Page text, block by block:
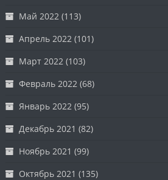
Май 2022 (113)
Апрель 2022 (101)
Март 2022 (103)
Февраль 2022 (68)
Январь 2022 (95)
Декабрь 2021 (82)
Ноябрь 2021 (99)
Октябрь 2021 (135)